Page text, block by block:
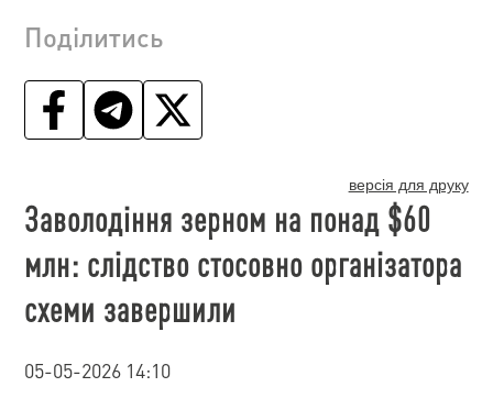
Поділитись
версія для друку
Заволодіння зерном на понад $60
млн: слідство стосовно організатора
схеми завершили
05-05-2026 14:10